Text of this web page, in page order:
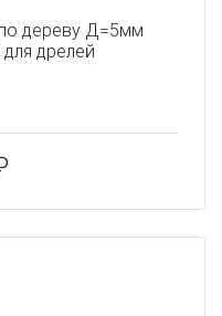
дереву Д=5мм
дрелей